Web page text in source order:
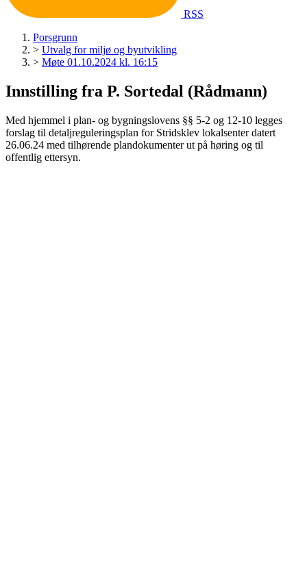
RSS
Porsgrunn
> Utvalg for miljø og byutvikling
> Møte 01.10.2024 kl. 16:15
Innstilling fra P. Sortedal (Rådmann)
Med hjemmel i plan- og bygningslovens §§ 5-2 og 12-10 legges
forslag til detaljreguleringsplan for Stridsklev lokalsenter datert
26.06.24 med tilhørende plandokumenter ut på høring og til
offentlig ettersyn.